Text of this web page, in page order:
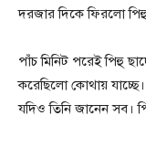
দরজার দিকে ফিরলো
পাঁচ মিনিট পরেই পিহু
করেছিলো কোথায়
যদিও তিনি জানেন সব।